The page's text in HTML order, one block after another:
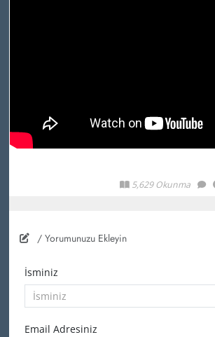
5,629 Okunma
/ Yorumunuzu Ekleyin
İsminiz
Email Adresiniz